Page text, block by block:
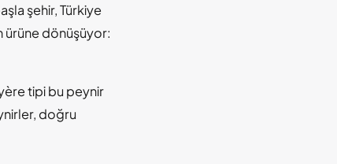
şehir, Türkiye
ürüne dönüşüyor:
tipi bu peynir
doğru